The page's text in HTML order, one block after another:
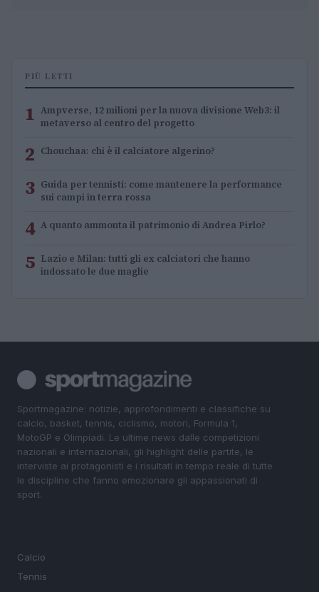
PIÙ LETTI
1 Ampverse, 12 milioni per la nuova divisione Web3: il
metaverso al centro del progetto
2 Chouchaa: chi è il calciatore algerino?
3 Guida per tennisti: come mantenere la performance
sui campi in terra rossa
4 A quanto ammonta il patrimonio di Andrea Pirlo?
5 Lazio e Milan: tutti gli ex calciatori che hanno
indossato le due maglie
Sportmagazine: notizie, approfondimenti e classifiche su
calcio, basket, tennis, ciclismo, motori, Formula 1,
MotoGP e Olimpiadi. Le ultime news dalle competizioni
nazionali e internazionali, gli highlight delle partite, le
interviste ai protagonisti e i risultati in tempo reale di tutte
le discipline che fanno emozionare gli appassionati di
sport.
Calcio
Tennis